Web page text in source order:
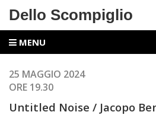
Dello Scompiglio
MENU
25 MAGGIO 2024
ORE 19.30
Untitled Noise / Jacopo